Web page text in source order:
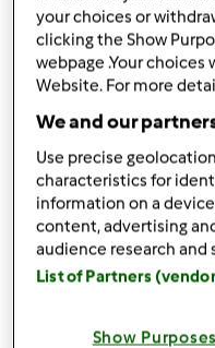
ndz., 09/29/2013 - 18:12
kasianeko wygląda to
4szt orzechów i ten
dozownika tam gdzie
starcza na kilka pran
bardzo wydajne sa
praniu wydziela sie
your choices or
clicking the Show
webpage .Your
Website. For more
We and our
Use precise
characteristics for
information on a
content, advertising
audience research
List of Partners
Show Purposes